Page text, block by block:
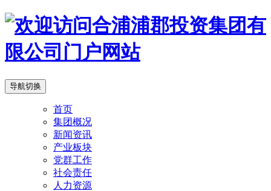
导航切换
首页
集团概况
新闻资讯
产业板块
党群工作
社会责任
人力资源